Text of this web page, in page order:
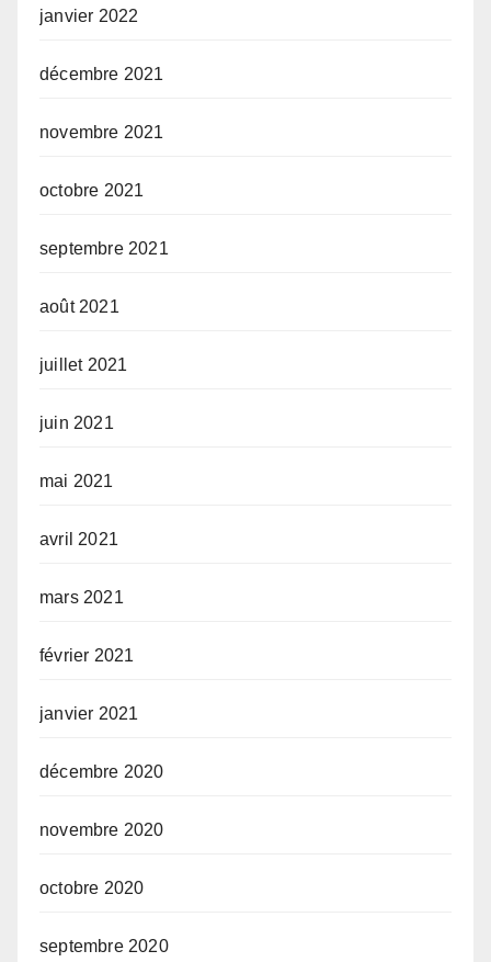
janvier 2022
décembre 2021
novembre 2021
octobre 2021
septembre 2021
août 2021
juillet 2021
juin 2021
mai 2021
avril 2021
mars 2021
février 2021
janvier 2021
décembre 2020
novembre 2020
octobre 2020
septembre 2020